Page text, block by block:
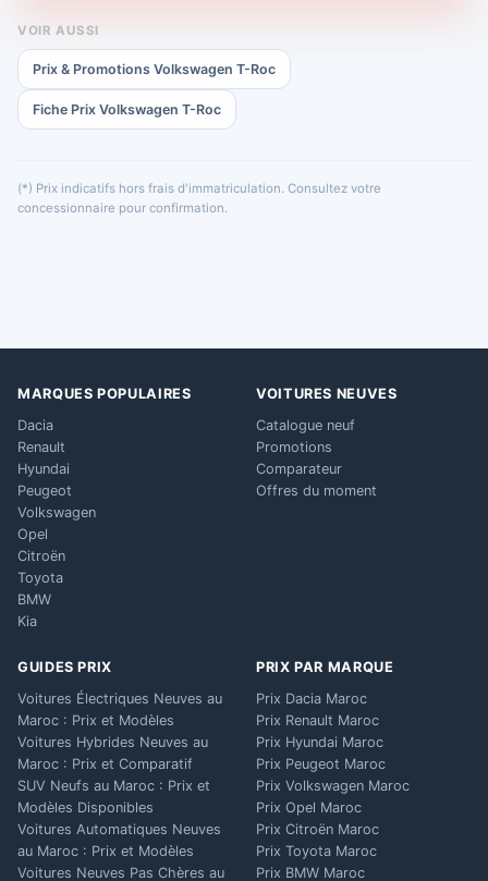
VOIR AUSSI
Prix & Promotions Volkswagen T-Roc
Fiche Prix Volkswagen T-Roc
(*) Prix indicatifs hors frais d'immatriculation. Consultez votre
concessionnaire pour confirmation.
MARQUES POPULAIRES
Dacia
Renault
Hyundai
Peugeot
Volkswagen
Opel
Citroën
Toyota
BMW
Kia
VOITURES NEUVES
Catalogue neuf
Promotions
Comparateur
Offres du moment
GUIDES PRIX
Voitures Électriques Neuves au
Maroc : Prix et Modèles
Voitures Hybrides Neuves au
Maroc : Prix et Comparatif
SUV Neufs au Maroc : Prix et
Modèles Disponibles
Voitures Automatiques Neuves
au Maroc : Prix et Modèles
Voitures Neuves Pas Chères au
PRIX PAR MARQUE
Prix Dacia Maroc
Prix Renault Maroc
Prix Hyundai Maroc
Prix Peugeot Maroc
Prix Volkswagen Maroc
Prix Opel Maroc
Prix Citroën Maroc
Prix Toyota Maroc
Prix BMW Maroc